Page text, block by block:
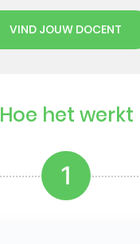
VIND JOUW DOCENT
Hoe het werkt
1